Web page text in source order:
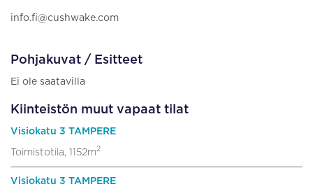
info.fi@cushwake.com
Pohjakuvat / Esitteet
Ei ole saatavilla
Kiinteistön muut vapaat tilat
Visiokatu 3 TAMPERE
Toimistotila, 1152m2
Visiokatu 3 TAMPERE